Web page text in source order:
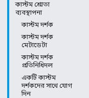
কাস্টম শ্রোতা
ব্যবস্থাপনা
কাস্টম দর্শক
কাস্টম দর্শক
মেটাডেটা
কাস্টম দর্শক
প্রতিনিধিদল
একটি কাস্টম
দর্শকদের সাথে যোগ
দিন